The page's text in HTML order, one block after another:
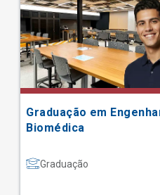
Graduação em
Biomédica
Graduação